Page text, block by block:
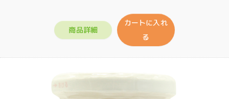
商品詳細
カートに入れ
る